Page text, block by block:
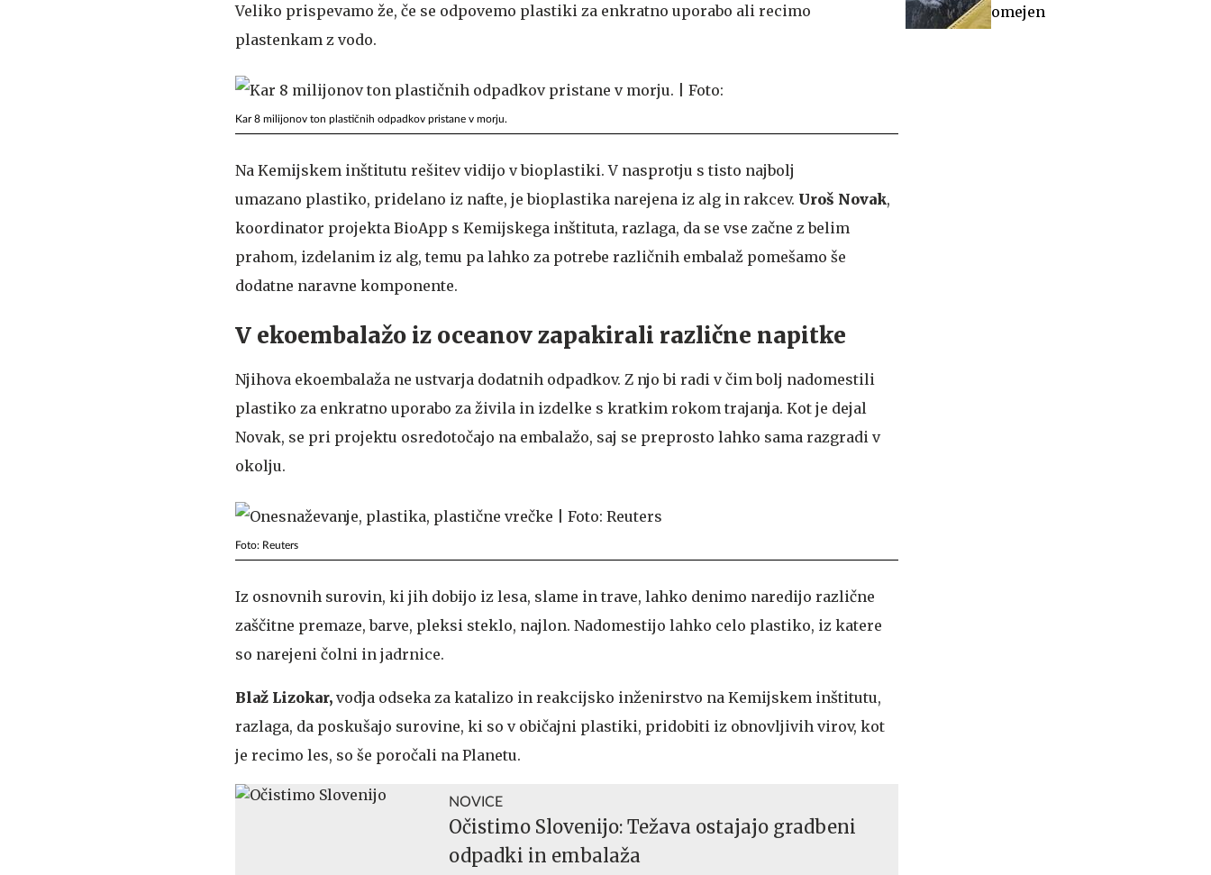
Veliko prispevamo že, če se odpovemo plastiki za enkratno uporabo ali recimo
plastenkam z vodo.
Kar 8 milijonov ton plastičnih odpadkov pristane v morju.
Na Kemijskem inštitutu rešitev vidijo v bioplastiki. V nasprotju s tisto najbolj
umazano plastiko, pridelano iz nafte, je bioplastika narejena iz alg in rakcev. Uroš Novak,
koordinator projekta BioApp s Kemijskega inštituta, razlaga, da se vse začne z belim
prahom, izdelanim iz alg, temu pa lahko za potrebe različnih embalaž pomešamo še
dodatne naravne komponente.
V ekoembalažo iz oceanov zapakirali različne napitke
Njihova ekoembalaža ne ustvarja dodatnih odpadkov. Z njo bi radi v čim bolj nadomestili
plastiko za enkratno uporabo za živila in izdelke s kratkim rokom trajanja. Kot je dejal
Novak, se pri projektu osredotočajo na embalažo, saj se preprosto lahko sama razgradi v
okolju.
Foto: Reuters
Iz osnovnih surovin, ki jih dobijo iz lesa, slame in trave, lahko denimo naredijo različne
zaščitne premaze, barve, pleksi steklo, najlon. Nadomestijo lahko celo plastiko, iz katere
so narejeni čolni in jadrnice.
Blaž Lizokar, vodja odseka za katalizo in reakcijsko inženirstvo na Kemijskem inštitutu,
razlaga, da poskušajo surovine, ki so v običajni plastiki, pridobiti iz obnovljivih virov, kot
je recimo les, so še poročali na Planetu.
NOVICE
Očistimo Slovenijo: Težava ostajajo gradbeni
odpadki in embalaža
omejen